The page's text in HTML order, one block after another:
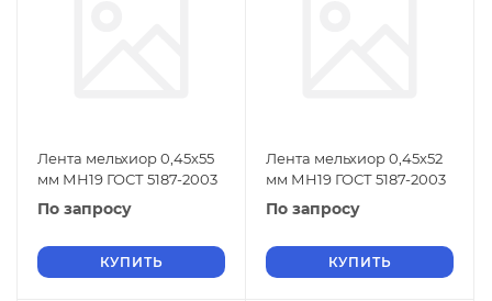
Лента мельхиор 0,45х55
мм МН19 ГОСТ 5187-2003
По запросу
КУПИТЬ
Лента мельхиор 0,45х52
мм МН19 ГОСТ 5187-2003
По запросу
КУПИТЬ